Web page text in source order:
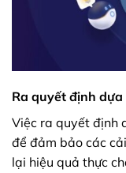
Ra quyết định
Việc ra quyết định
để đảm bảo các
lại hiệu quả thực